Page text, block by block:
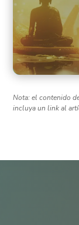
Nota: el contenido
incluya un link al